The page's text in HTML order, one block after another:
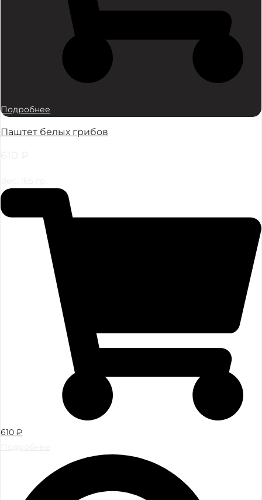
Подробнее
Паштет белых грибов
610 ₽
Вес: 165 гр.
610 ₽
Подробнее